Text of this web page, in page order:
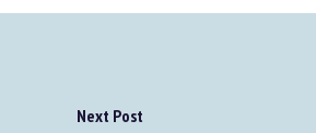
Next Post